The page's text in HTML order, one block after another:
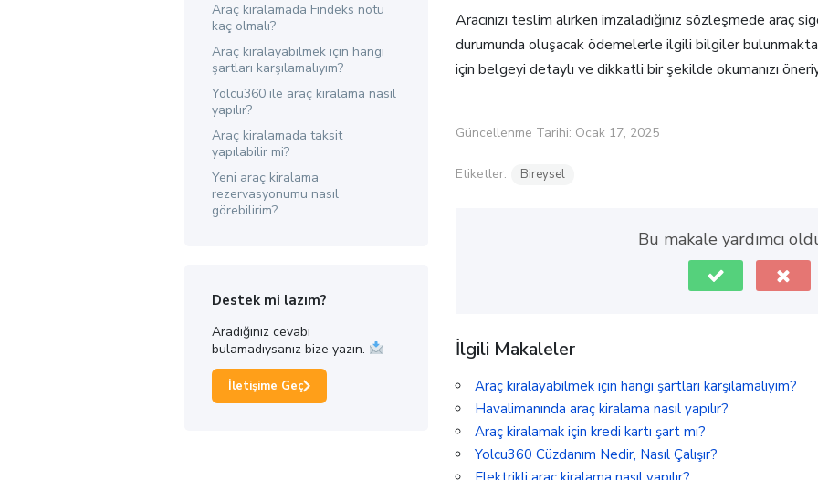
Araç kiralamada Findeks notu
kaç olmalı?
Araç kiralayabilmek için hangi
şartları karşılamalıyım?
Yolcu360 ile araç kiralama nasıl
yapılır?
Araç kiralamada taksit
yapılabilir mi?
Yeni araç kiralama
rezervasyonumu nasıl
görebilirim?
Destek mi lazım?
Aradığınız cevabı
bulamadıysanız bize yazın.
İletişime Geç
Aracınızı teslim alırken imzaladığınız sözleşmede araç
durumunda oluşacak ödemelerle ilgili bilgiler
için belgeyi detaylı ve dikkatli bir şekilde okumanızı
Güncellenme Tarihi: Ocak 17, 2025
Etiketler: Bireysel
Bu makale yardımcı
İlgili Makaleler
Araç kiralayabilmek için hangi şartları karşılamalıyım?
Havalimanında araç kiralama nasıl yapılır?
Araç kiralamak için kredi kartı şart mı?
Yolcu360 Cüzdanım Nedir, Nasıl Çalışır?